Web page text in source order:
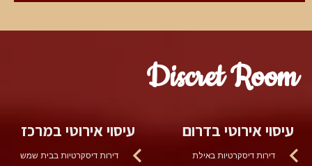
Discret Room
עיסוי אירוטי בדרום
דירות דיסקרטיות באילת
עיסוי אירוטי במרכז
דירות דיסקרטיות בבית שמש